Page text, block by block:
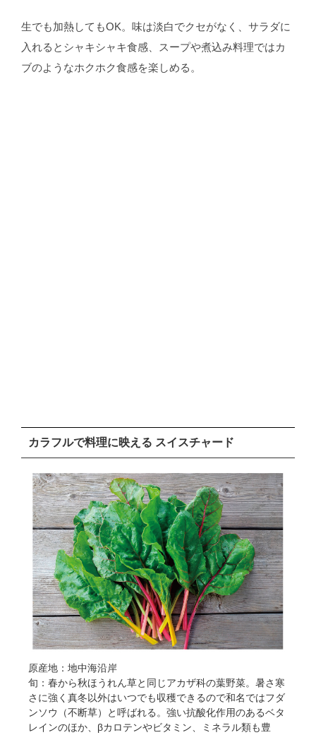
生でも加熱してもOK。味は淡白でクセがなく、サラダに
入れるとシャキシャキ食感、スープや煮込み料理ではカ
ブのようなホクホク食感を楽しめる。
カラフルで料理に映える スイスチャード
原産地：地中海沿岸
旬：春から秋ほうれん草と同じアカザ科の葉野菜。暑さ寒
さに強く真冬以外はいつでも収穫できるので和名ではフダ
ンソウ（不断草）と呼ばれる。強い抗酸化作用のあるベタ
レインのほか、βカロテンやビタミン、ミネラル類も豊